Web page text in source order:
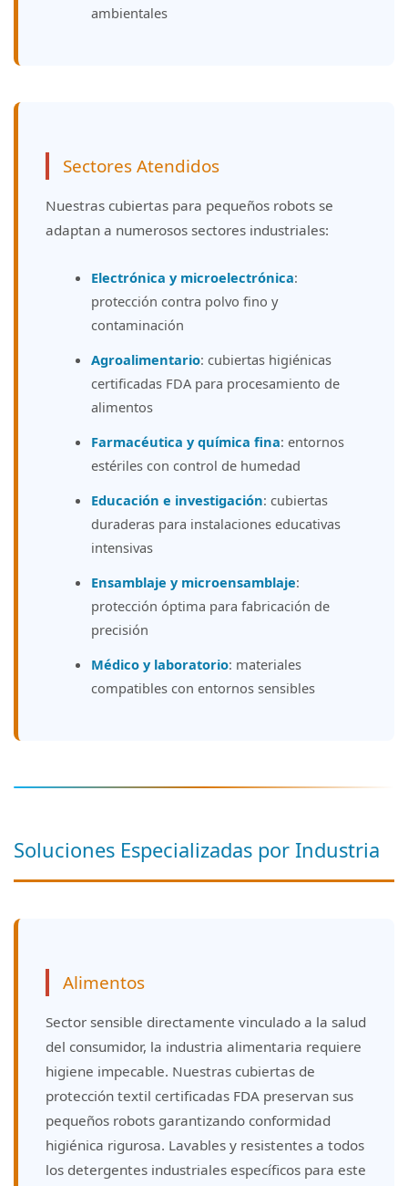
ambientales
Sectores Atendidos
Nuestras cubiertas para pequeños robots se
adaptan a numerosos sectores industriales:
Electrónica y microelectrónica:
protección contra polvo fino y
contaminación
Agroalimentario: cubiertas higiénicas
certificadas FDA para procesamiento de
alimentos
Farmacéutica y química fina: entornos
estériles con control de humedad
Educación e investigación: cubiertas
duraderas para instalaciones educativas
intensivas
Ensamblaje y microensamblaje:
protección óptima para fabricación de
precisión
Médico y laboratorio: materiales
compatibles con entornos sensibles
Soluciones Especializadas por Industria
Alimentos
Sector sensible directamente vinculado a la salud
del consumidor, la industria alimentaria requiere
higiene impecable. Nuestras cubiertas de
protección textil certificadas FDA preservan sus
pequeños robots garantizando conformidad
higiénica rigurosa. Lavables y resistentes a todos
los detergentes industriales específicos para este